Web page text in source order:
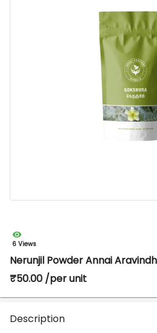
6 Views
Nerunjil Powder Annai Aravindh
₹50.00 /per unit
Description